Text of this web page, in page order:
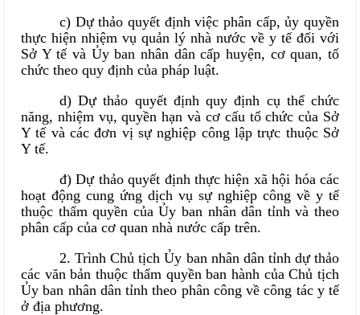
c) Dự thảo quyết định việc phân cấp, ủy quyền
thực hiện nhiệm vụ quản lý nhà nước về y tế đối với
Sở Y tế và Ủy ban nhân dân cấp huyện, cơ quan, tổ
chức theo quy định của pháp luật.
d) Dự thảo quyết định quy định cụ thể chức
năng, nhiệm vụ, quyền hạn và cơ cấu tổ chức của Sở
Y tế và các đơn vị sự nghiệp công lập trực thuộc Sở
Y tế.
đ) Dự thảo quyết định thực hiện xã hội hóa các
hoạt động cung ứng dịch vụ sự nghiệp công về y tế
thuộc thẩm quyền của Ủy ban nhân dân tỉnh và theo
phân cấp của cơ quan nhà nước cấp trên.
2. Trình Chủ tịch Ủy ban nhân dân tỉnh dự thảo
các văn bản thuộc thẩm quyền ban hành của Chủ tịch
Ủy ban nhân dân tỉnh theo phân công về công tác y tế
ở địa phương.